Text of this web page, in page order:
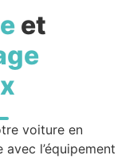
et
voiture en
l’équipement